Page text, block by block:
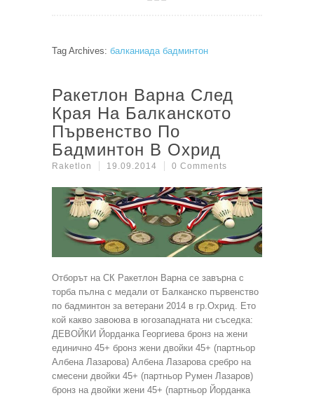
Tag Archives: балканиада бадминтон
Ракетлон Варна След
Края На Балканското
Първенство По
Бадминтон В Охрид
Raketlon 19.09.2014 0 Comments
Отборът на СК Ракетлон Варна се завърна с
торба пълна с медали от Балканско първенство
по бадминтон за ветерани 2014 в гр.Охрид. Ето
кой какво завоюва в югозападната ни съседка:
ДЕВОЙКИ Йорданка Георгиева бронз на жени
единично 45+ бронз жени двойки 45+ (партньор
Албена Лазарова) Албена Лазарова сребро на
смесени двойки 45+ (партньор Румен Лазаров)
бронз на двойки жени 45+ (партньор Йорданка